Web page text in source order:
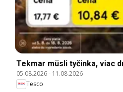
Tekmar müsli tyčinka, viac
05.08.2026- 11.08.2026
Tesco